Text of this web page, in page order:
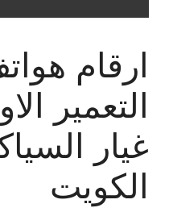
ارقام
التعمير
غيار
الكويت